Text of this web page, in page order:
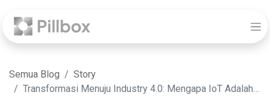
Semua Blog
Story
Transformasi Menuju Industry 4.0: Mengapa IoT Adalah Investasi Wajib di Tahun 2026